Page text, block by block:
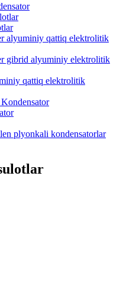
alyuminiy qattiq elektrolitik
gibrid alyuminiy elektrolitik
qattiq elektrolitik
plyonkali kondensatorlar